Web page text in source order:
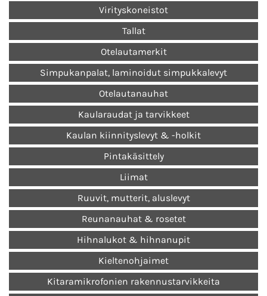
Virityskoneistot
Tallat
Otelautamerkit
Simpukanpalat, laminoidut simpukkalevyt
Otelautanauhat
Kaularaudat ja tarvikkeet
Kaulan kiinnityslevyt & -holkit
Pintakäsittely
Liimat
Ruuvit, mutterit, aluslevyt
Reunanauhat & rosetet
Hihnalukot & hihnanupit
Kieltenohjaimet
Kitaramikrofonien rakennustarvikkeita